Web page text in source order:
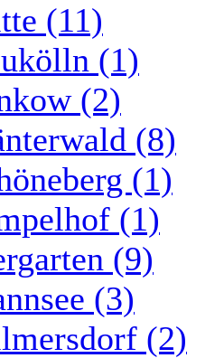
(11)
(1)
(2)
(8)
(1)
(1)
(9)
(3)
(2)